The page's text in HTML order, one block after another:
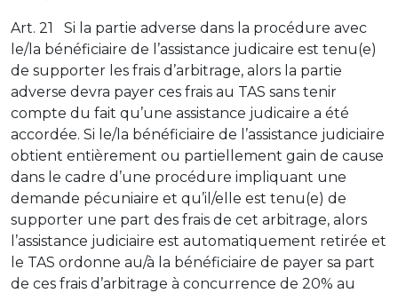
Art. 21 Si la partie adverse dans la procédure avec
le/la bénéficiaire de l’assistance judicaire est tenu(e)
de supporter les frais d’arbitrage, alors la partie
adverse devra payer ces frais au TAS sans tenir
compte du fait qu’une assistance judicaire a été
accordée. Si le/la bénéficiaire de l’assistance judiciaire
obtient entièrement ou partiellement gain de cause
dans le cadre d’une procédure impliquant une
demande pécuniaire et qu’il/elle est tenu(e) de
supporter une part des frais de cet arbitrage, alors
l’assistance judiciaire est automatiquement retirée et
le TAS ordonne au/à la bénéficiaire de payer sa part
de ces frais d’arbitrage à concurrence de 20% au